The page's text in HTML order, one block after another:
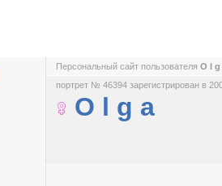
Персональный сайт пользователя O l
портрет № 46394 зарегистрирован в
O l g a